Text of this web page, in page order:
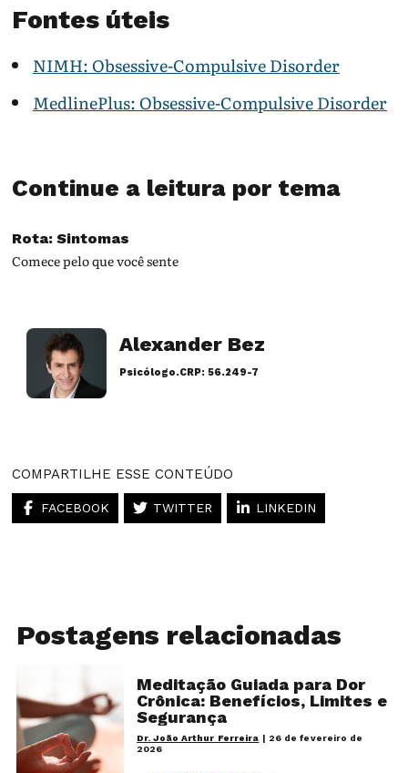
Fontes úteis
NIMH: Obsessive-Compulsive Disorder
MedlinePlus: Obsessive-Compulsive Disorder
Continue a leitura por tema
Rota: Sintomas
Comece pelo que você sente
Alexander Bez
Psicólogo.CRP: 56.249-7
COMPARTILHE ESSE CONTEÚDO
FACEBOOK TWITTER LINKEDIN
Postagens relacionadas
Meditação Guiada para Dor
Crônica: Benefícios, Limites e
Segurança
Dr. João Arthur Ferreira | 26 de fevereiro de
2026